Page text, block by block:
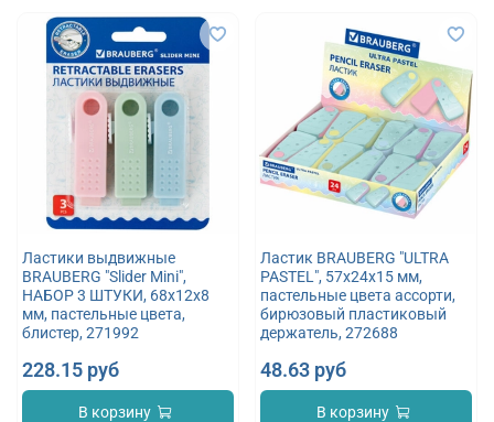
Ластики выдвижные
BRAUBERG "Slider Mini",
НАБОР 3 ШТУКИ, 68х12х8
мм, пастельные цвета,
блистер, 271992
228.15 руб
В корзину
Ластик BRAUBERG "ULTRA
PASTEL", 57х24х15 мм,
пастельные цвета ассорти,
бирюзовый пластиковый
держатель, 272688
48.63 руб
В корзину